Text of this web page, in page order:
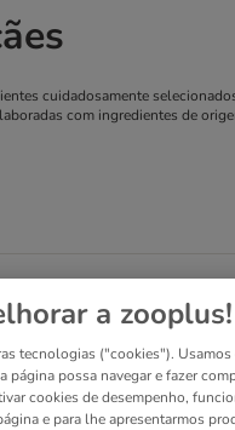
cuidadosamente
com ingredientes de
a zooplus!
tecnologias ("cookies"). Usamos
página possa navegar e fazer
cookies de desempenho,
e para lhe apresentarmos